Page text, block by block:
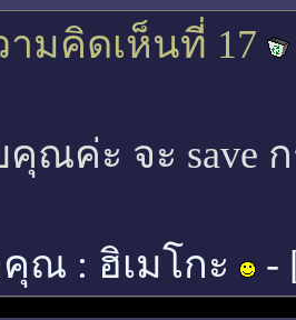
ามคิดเห็นที่ 17
ณค่ะ จะ save
คุณ : ฮิเมโกะ -